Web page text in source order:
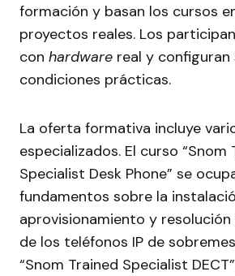
formación y basan los cursos
proyectos reales. Los
con hardware real y configuran
condiciones prácticas.
La oferta formativa incluye
especializados. El curso “Snom
Specialist Desk Phone” se
fundamentos sobre la
aprovisionamiento y
de los teléfonos IP de
“Snom Trained Specialist